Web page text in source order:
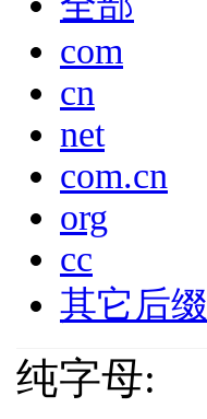
com
cn
net
com.cn
org
cc
其它后缀
纯字母: